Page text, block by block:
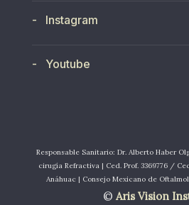
- Instagram
- Youtube
Responsable Sanitario: Dr. Alberto Haber
cirugía Refractiva | Ced. Prof. 3369776 /
Anáhuac | Consejo Mexicano de
© Aris Vision